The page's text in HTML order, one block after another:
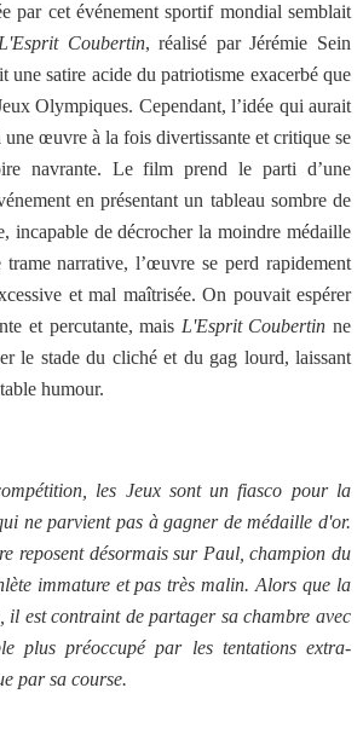
par cet événement sportif mondial semblait
L'Esprit Coubertin, réalisé par Jérémie Sein
une satire acide du patriotisme exacerbé que
Olympiques. Cependant, l’idée qui aurait
une œuvre à la fois divertissante et critique se
navrante. Le film prend le parti d’une
en présentant un tableau sombre de
incapable de décrocher la moindre médaille
narrative, l’œuvre se perd rapidement
et mal maîtrisée. On pouvait espérer
et percutante, mais L'Esprit Coubertin ne
le stade du cliché et du gag lourd, laissant
humour.
les Jeux sont un fiasco pour la
ne parvient pas à gagner de médaille d'or.
reposent désormais sur Paul, champion du
immature et pas très malin. Alors que la
il est contraint de partager sa chambre avec
plus préoccupé par les tentations extra-
par sa course.